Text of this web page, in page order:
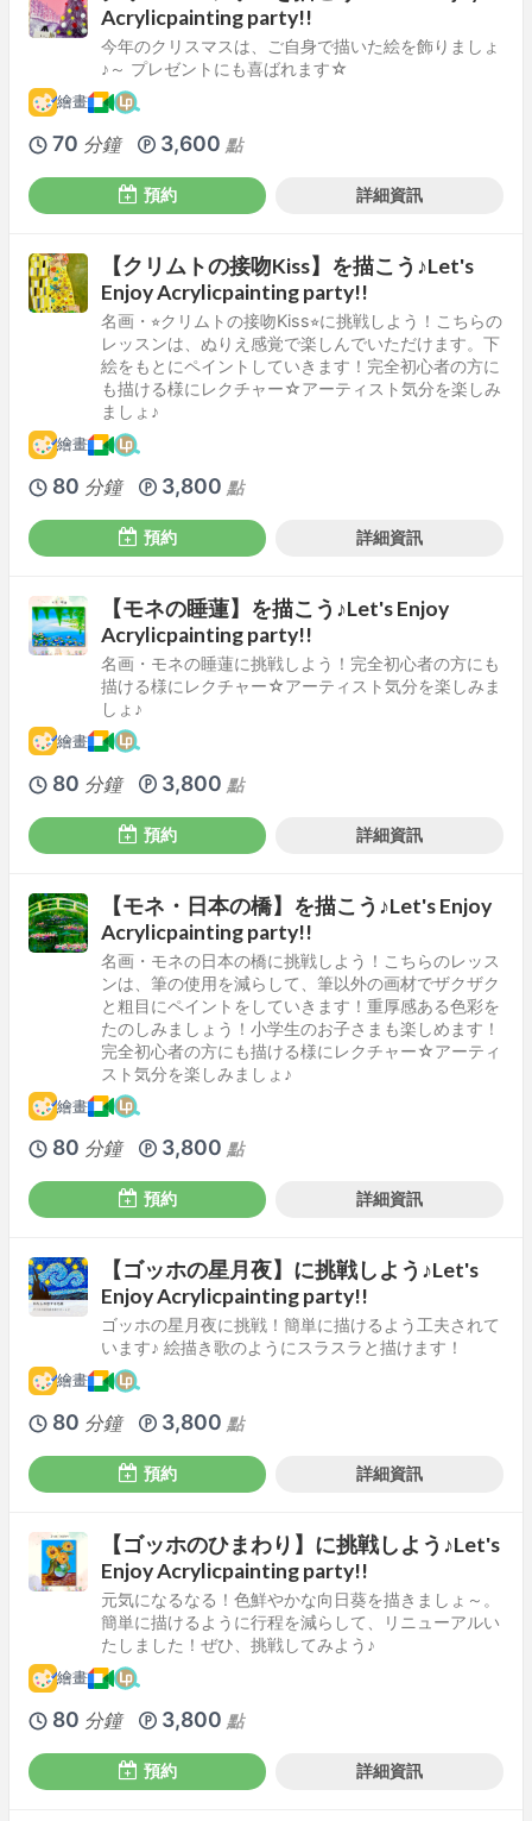
Acrylicpainting party!!
今年のクリスマスは、ご自身で描いた絵を飾りましょ
♪～ プレゼントにも喜ばれます☆
繪畫
70 分鐘 3,600 點
預約 詳細資訊
【クリムトの接吻Kiss】を描こう♪Let's
Enjoy Acrylicpainting party!!
名画・⭐︎クリムトの接吻Kiss⭐︎に挑戦しよう！こちらの
レッスンは、ぬりえ感覚で楽しんでいただけます。下
絵をもとにペイントしていきます！完全初心者の方に
も描ける様にレクチャー☆アーティスト気分を楽しみ
ましょ♪
繪畫
80 分鐘 3,800 點
預約 詳細資訊
【モネの睡蓮】を描こう♪Let's Enjoy
Acrylicpainting party!!
名画・モネの睡蓮に挑戦しよう！完全初心者の方にも
描ける様にレクチャー☆アーティスト気分を楽しみま
しょ♪
繪畫
80 分鐘 3,800 點
預約 詳細資訊
【モネ・日本の橋】を描こう♪Let's Enjoy
Acrylicpainting party!!
名画・モネの日本の橋に挑戦しよう！こちらのレッス
ンは、筆の使用を減らして、筆以外の画材でザクザク
と粗目にペイントをしていきます！重厚感ある色彩を
たのしみましょう！小学生のお子さまも楽しめます！
完全初心者の方にも描ける様にレクチャー☆アーティ
スト気分を楽しみましょ♪
繪畫
80 分鐘 3,800 點
預約 詳細資訊
【ゴッホの星月夜】に挑戦しよう♪Let's
Enjoy Acrylicpainting party!!
ゴッホの星月夜に挑戦！簡単に描けるよう工夫されて
います♪ 絵描き歌のようにスラスラと描けます！
繪畫
80 分鐘 3,800 點
預約 詳細資訊
【ゴッホのひまわり】に挑戦しよう♪Let's
Enjoy Acrylicpainting party!!
元気になるなる！色鮮やかな向日葵を描きましょ～。
簡単に描けるように行程を減らして、リニューアルい
たしました！ぜひ、挑戦してみよう♪
繪畫
80 分鐘 3,800 點
預約 詳細資訊